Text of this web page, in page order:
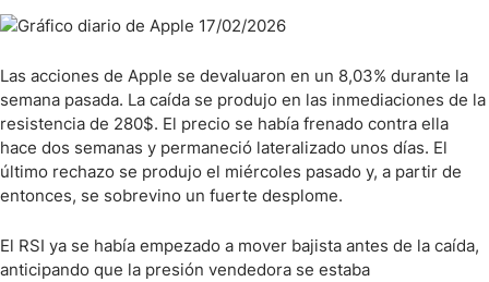
Las acciones de Apple se devaluaron en un 8,03% durante la
semana pasada. La caída se produjo en las inmediaciones de la
resistencia de 280$. El precio se había frenado contra ella
hace dos semanas y permaneció lateralizado unos días. El
último rechazo se produjo el miércoles pasado y, a partir de
entonces, se sobrevino un fuerte desplome.
El RSI ya se había empezado a mover bajista antes de la caída,
anticipando que la presión vendedora se estaba